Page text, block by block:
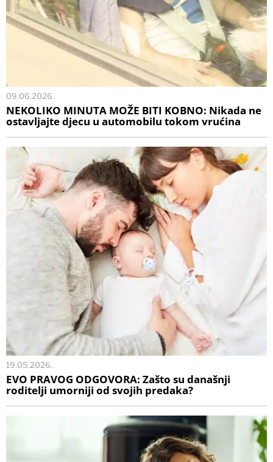
09.06.2026.
NEKOLIKO MINUTA MOŽE BITI KOBNO: Nikada ne
ostavljajte djecu u automobilu tokom vrućina
19.05.2026.
EVO PRAVOG ODGOVORA: Zašto su današnji
roditelji umorniji od svojih predaka?